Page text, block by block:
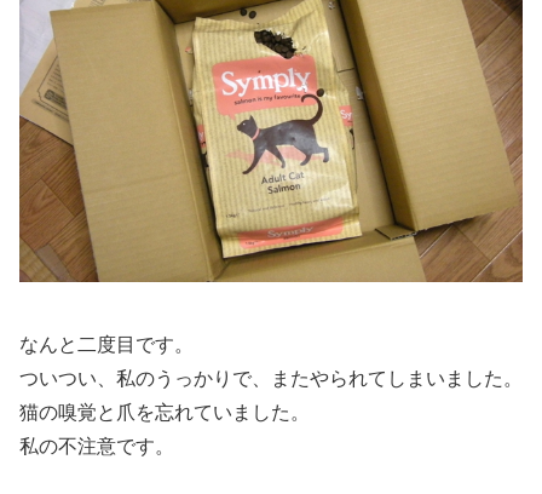
なんと二度目です。
ついつい、私のうっかりで、またやられてしまいました。
猫の嗅覚と爪を忘れていました。
私の不注意です。